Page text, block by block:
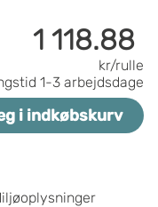
1 118.88
kr/rulle
1-3 arbejdsdage
i indkøbskurv